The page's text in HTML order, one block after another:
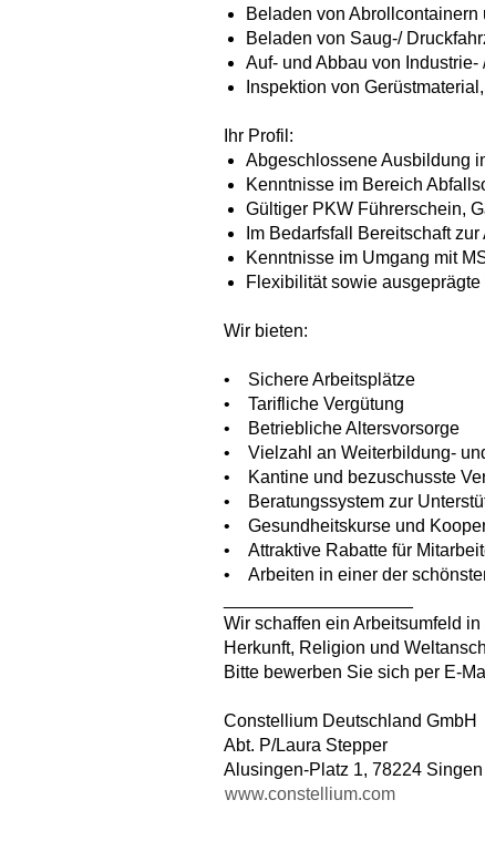
Beladen von Abrollcontainern
Beladen von Saug-/
Auf- und Abbau von Industrie-
Inspektion von
Ihr Profil:
Abgeschlossene Ausbildung
Kenntnisse im Bereich
Gültiger PKW Führerschein,
Im Bedarfsfall Bereitschaft
Kenntnisse im Umgang mit
Flexibilität sowie ausgeprägte
Wir bieten:
• Sichere Arbeitsplätze
• Tarifliche Vergütung
• Betriebliche Altersvorsorge
• Vielzahl an Weiterbildung-
• Kantine und bezuschusste
• Beratungssystem zur
• Gesundheitskurse und
• Attraktive Rabatte für
• Arbeiten in einer der
Wir schaffen ein Arbeitsumfeld
Herkunft, Religion und
Bitte bewerben Sie sich per E-
Constellium Deutschland GmbH
Abt. P/Laura Stepper
Alusingen-Platz 1, 78224 Singen
www.constellium.com